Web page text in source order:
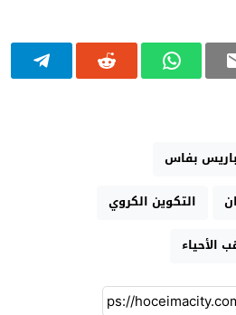
باريس بفاس
التكوين الكروي
الأحياء